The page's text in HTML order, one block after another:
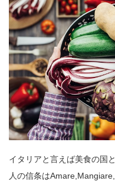
イタリアと言えば美食の国
人の信条は